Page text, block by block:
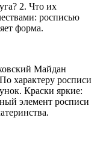
2. Что их
росписью
форма.
Майдан
характеру росписи
Краски яркие:
элемент росписи